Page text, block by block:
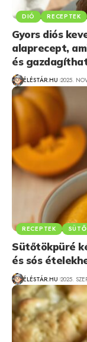
DIÓ RECEPTEK
Gyors diós
alaprecept,
és
ÉLÉSTÁR.HU 2025.
RECEPTEK
Sütőtökpüré
és sós
ÉLÉSTÁR.HU 2025.